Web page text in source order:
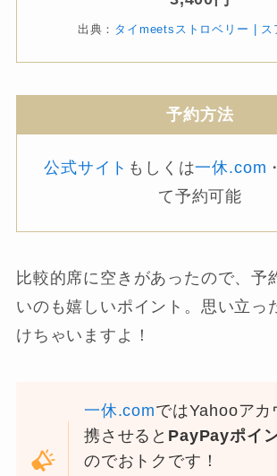
出典： タイmeetsストロベリー | ス
予約方法
公式サイト もしくは一休.com
て予約可能
比較的席に空きがあったので、予
いのも嬉しいポイント。思い立っ
けちゃいますよ！
一休.comではYahooアカ
携させると PayPayポイ
のでおトクです！